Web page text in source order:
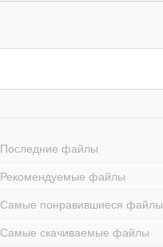
Последние файлы
Рекомендуемые файлы
Самые понравившиеся файлы
Самые скачиваемые файлы